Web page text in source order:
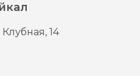
Клубная, 14